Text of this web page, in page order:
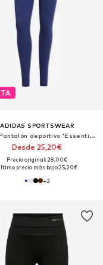
ADIDAS SPORTSWEAR
Skinny Pantalón deportivo 'Essentials'
Desde 25,20€
Precio original: 28,00€
precio más bajo:25,20€
+2